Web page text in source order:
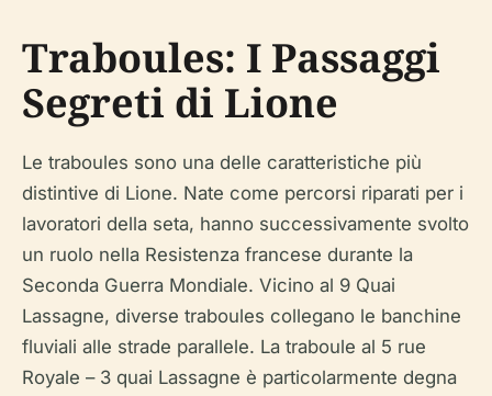
Traboules: I Passaggi
Segreti di Lione
Le traboules sono una delle caratteristiche più
distintive di Lione. Nate come percorsi riparati per i
lavoratori della seta, hanno successivamente svolto
un ruolo nella Resistenza francese durante la
Seconda Guerra Mondiale. Vicino al 9 Quai
Lassagne, diverse traboules collegano le banchine
fluviali alle strade parallele. La traboule al 5 rue
Royale – 3 quai Lassagne è particolarmente degna